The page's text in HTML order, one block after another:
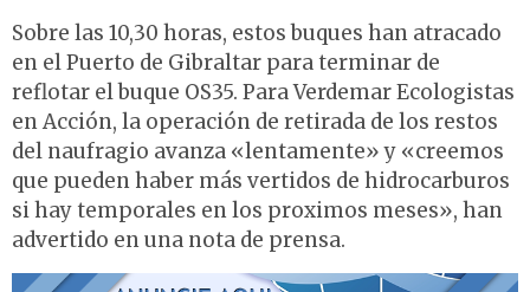
Sobre las 10,30 horas, estos buques han atracado
en el Puerto de Gibraltar para terminar de
reflotar el buque OS35. Para Verdemar Ecologistas
en Acción, la operación de retirada de los restos
del naufragio avanza «lentamente» y «creemos
que pueden haber más vertidos de hidrocarburos
si hay temporales en los proximos meses», han
advertido en una nota de prensa.